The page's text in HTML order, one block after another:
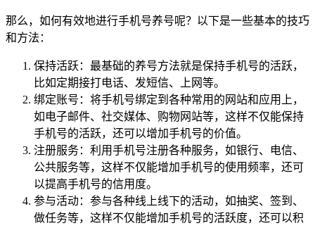
那么，如何有效地进行手机号养号呢？以下是一些基本的技巧
和方法：
保持活跃：最基础的养号方法就是保持手机号的活跃，
比如定期接打电话、发短信、上网等。
绑定账号：将手机号绑定到各种常用的网站和应用上，
如电子邮件、社交媒体、购物网站等，这样不仅能保持
手机号的活跃，还可以增加手机号的价值。
注册服务：利用手机号注册各种服务，如银行、电信、
公共服务等，这样不仅能增加手机号的使用频率，还可
以提高手机号的信用度。
参与活动：参与各种线上线下的活动，如抽奖、签到、
做任务等，这样不仅能增加手机号的活跃度，还可以积